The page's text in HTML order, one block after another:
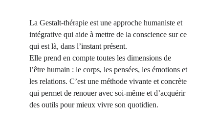
La Gestalt-thérapie est une approche humaniste et
intégrative qui aide à mettre de la conscience sur ce
qui est là, dans l’instant présent.
Elle prend en compte toutes les dimensions de
l’être humain : le corps, les pensées, les émotions et
les relations. C’est une méthode vivante et concrète
qui permet de renouer avec soi-même et d’acquérir
des outils pour mieux vivre son quotidien.